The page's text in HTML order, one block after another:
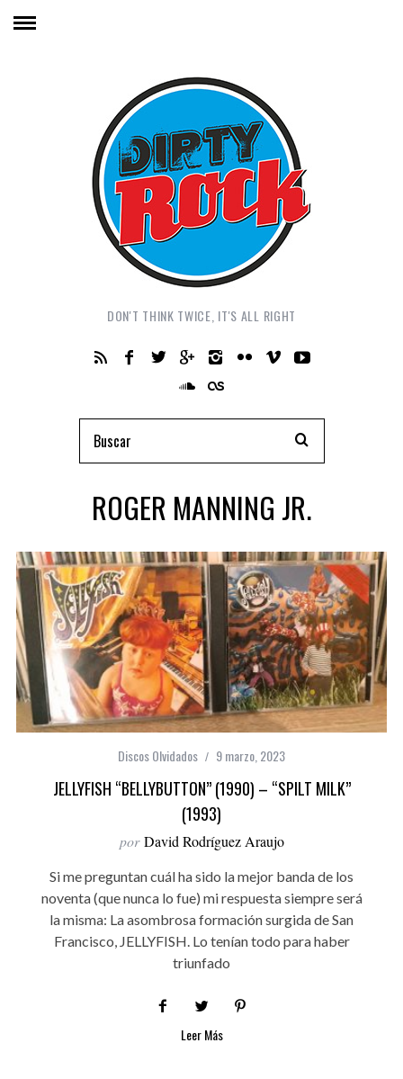
DON'T THINK TWICE, IT'S ALL RIGHT
ROGER MANNING JR.
Discos Olvidados 9 marzo, 2023
JELLYFISH “BELLYBUTTON” (1990) – “SPILT MILK”
(1993)
por David Rodríguez Araujo
Si me preguntan cuál ha sido la mejor banda de los
noventa (que nunca lo fue) mi respuesta siempre será
la misma: La asombrosa formación surgida de San
Francisco, JELLYFISH. Lo tenían todo para haber
triunfado
Leer Más